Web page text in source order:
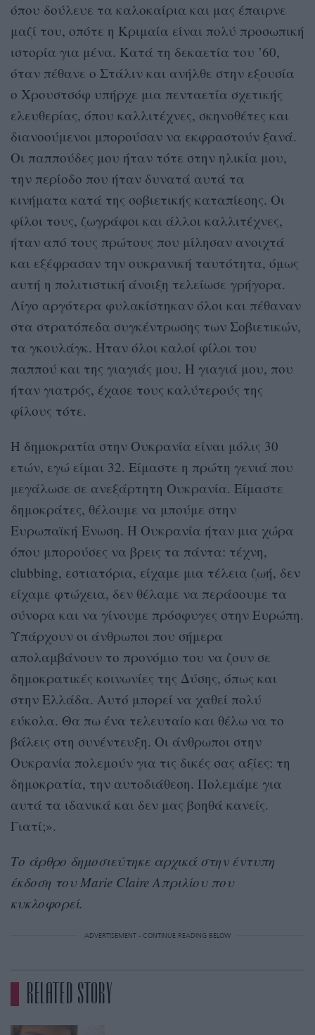
όπου δούλευε τα καλοκαίρια και μας έπαιρνε
μαζί του, οπότε η Κριμαία είναι πολύ προσωπική
ιστορία για μένα. Κατά τη δεκαετία του ’60,
όταν πέθανε ο Στάλιν και ανήλθε στην εξουσία
ο Χρουστσόφ υπήρχε μια πενταετία σχετικής
ελευθερίας, όπου καλλιτέχνες, σκηνοθέτες και
διανοούμενοι μπορούσαν να εκφραστούν ξανά.
Οι παππούδες μου ήταν τότε στην ηλικία μου,
την περίοδο που ήταν δυνατά αυτά τα
κινήματα κατά της σοβιετικής καταπίεσης. Οι
φίλοι τους, ζωγράφοι και άλλοι καλλιτέχνες,
ήταν από τους πρώτους που μίλησαν ανοιχτά
και εξέφρασαν την ουκρανική ταυτότητα, όμως
αυτή η πολιτιστική άνοιξη τελείωσε γρήγορα.
Λίγο αργότερα φυλακίστηκαν όλοι και πέθαναν
στα στρατόπεδα συγκέντρωσης των Σοβιετικών,
τα γκουλάγκ. Ηταν όλοι καλοί φίλοι του
παππού και της γιαγιάς μου. Η γιαγιά μου, που
ήταν γιατρός, έχασε τους καλύτερούς της
φίλους τότε.
Η δημοκρατία στην Ουκρανία είναι μόλις 30
ετών, εγώ είμαι 32. Είμαστε η πρώτη γενιά που
μεγάλωσε σε ανεξάρτητη Ουκρανία. Είμαστε
δημοκράτες, θέλουμε να μπούμε στην
Ευρωπαϊκή Ενωση. Η Ουκρανία ήταν μια χώρα
όπου μπορούσες να βρεις τα πάντα: τέχνη,
clubbing, εστιατόρια, είχαμε μια τέλεια ζωή, δεν
είχαμε φτώχεια, δεν θέλαμε να περάσουμε τα
σύνορα και να γίνουμε πρόσφυγες στην Ευρώπη.
Υπάρχουν οι άνθρωποι που σήμερα
απολαμβάνουν το προνόμιο του να ζουν σε
δημοκρατικές κοινωνίες της Δύσης, όπως και
στην Ελλάδα. Αυτό μπορεί να χαθεί πολύ
εύκολα. Θα πω ένα τελευταίο και θέλω να το
βάλεις στη συνέντευξη. Οι άνθρωποι στην
Ουκρανία πολεμούν για τις δικές σας αξίες: τη
δημοκρατία, την αυτοδιάθεση. Πολεμάμε για
αυτά τα ιδανικά και δεν μας βοηθά κανείς.
Γιατί;».
Το άρθρο δημοσιεύτηκε αρχικά στην έντυπη
έκδοση του Marie Claire Απριλίου που
κυκλοφορεί.
ADVERTISEMENT - CONTINUE READING BELOW
RELATED STORY